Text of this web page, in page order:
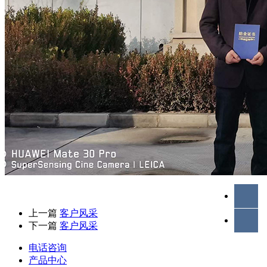
上一篇 客户风采
下一篇 客户风采
电话咨询
产品中心